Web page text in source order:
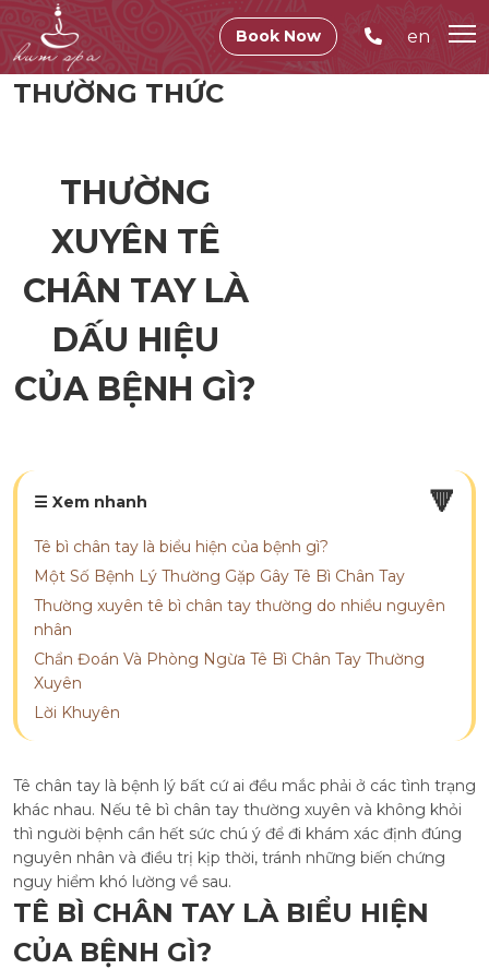
Book Now en
THƯỜNG THỨC
THƯỜNG
XUYÊN TÊ
CHÂN TAY LÀ
DẤU HIỆU
CỦA BỆNH GÌ?
☰ Xem nhanh 🔻
Tê bì chân tay là biểu hiện của bệnh gì?
Một Số Bệnh Lý Thường Gặp Gây Tê Bì Chân Tay
Thường xuyên tê bì chân tay thường do nhiều nguyên
nhân
Chẩn Đoán Và Phòng Ngừa Tê Bì Chân Tay Thường
Xuyên
Lời Khuyên
Tê chân tay là bệnh lý bất cứ ai đều mắc phải ở các tình trạng
khác nhau. Nếu tê bì chân tay thường xuyên và không khỏi
thì người bệnh cần hết sức chú ý để đi khám xác định đúng
nguyên nhân và điều trị kịp thời, tránh những biến chứng
nguy hiểm khó lường về sau.
TÊ BÌ CHÂN TAY LÀ BIỂU HIỆN
CỦA BỆNH GÌ?